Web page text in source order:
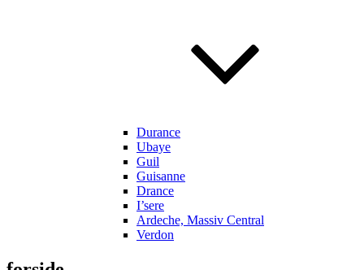
Durance
Ubaye
Guil
Guisanne
Drance
I’sere
Ardeche, Massiv Central
Verdon